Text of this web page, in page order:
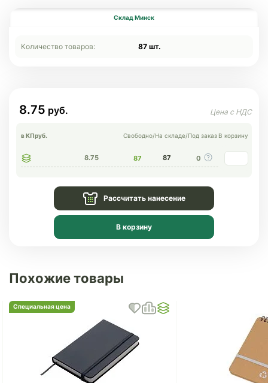
Склад Минск
Количество товаров: 87 шт.
8.75
в КПруб. Свободно/На складе/Под заказ В корзину
8.75 87 87 0
Рассчитать нанесение
В корзину
Похожие товары
Специальная цена